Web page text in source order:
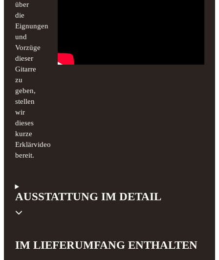
über
die
Eignungen
und
Vorzüge
dieser
Gitarre
zu
geben,
stellen
wir
dieses
kurze
Erklärvideo
bereit.
AUSSTATTUNG IM DETAIL
IM LIEFERUMFANG ENTHALTEN